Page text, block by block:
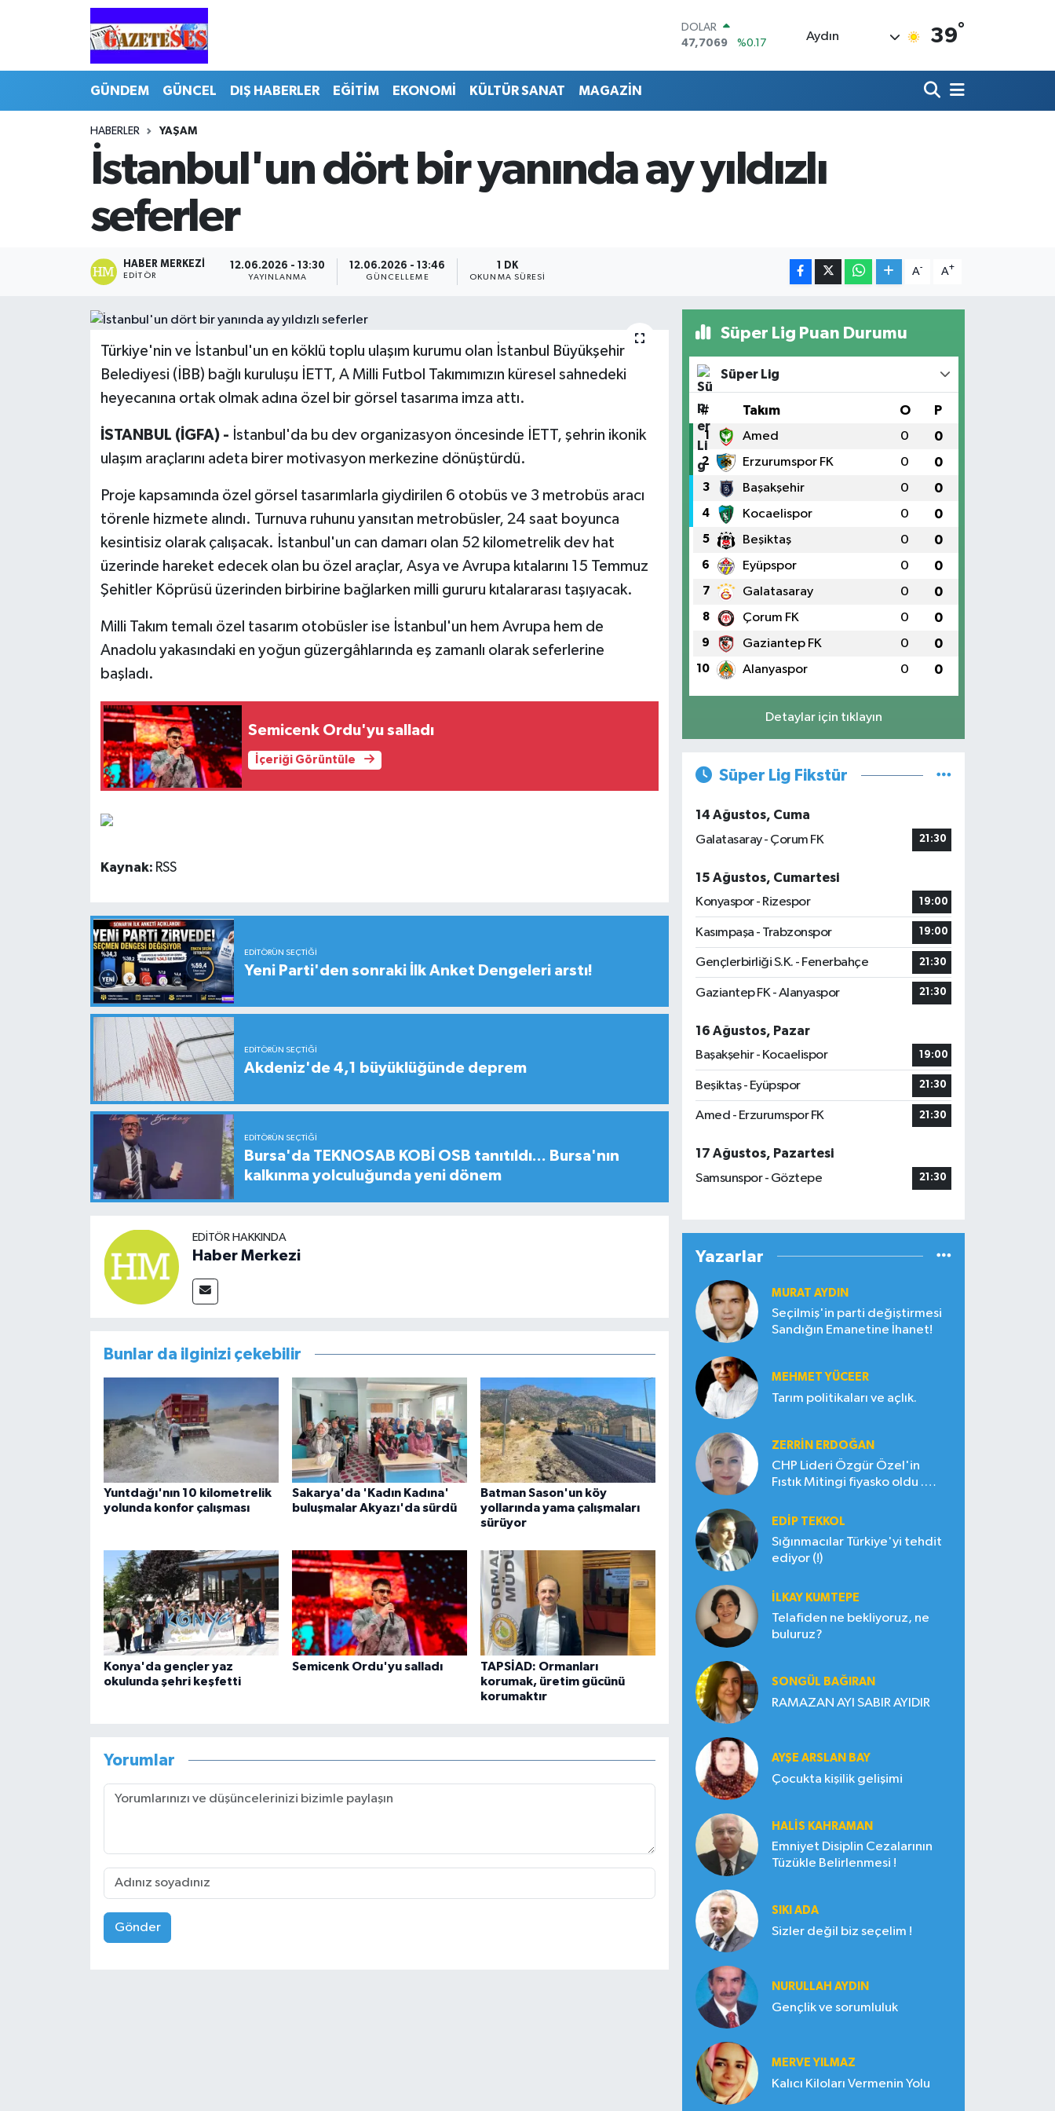
DOLAR
47,7069
%0.17
13.887
%64
BITCOIN
Aydın 39°
GÜNDEM GÜNCEL DIŞ HABERLER EĞİTİM EKONOMİ KÜLTÜR SANAT MAGAZİN
HABERLER YAŞAM
İstanbul'un dört bir yanında ay yıldızlı
seferler
HABER MERKEZI
EDITÖR
12.06.2026 - 13:30
YAYINLANMA
12.06.2026 - 13:46
GÜNCELLEME
1 DK
OKUNMA SÜRESI
A- A+
Türkiye'nin ve İstanbul'un en köklü toplu ulaşım kurumu olan İstanbul Büyükşehir
Belediyesi (İBB) bağlı kuruluşu İETT, A Milli Futbol Takımımızın küresel sahnedeki
heyecanına ortak olmak adına özel bir görsel tasarıma imza attı.
İSTANBUL (İGFA) - İstanbul'da bu dev organizasyon öncesinde İETT, şehrin ikonik
ulaşım araçlarını adeta birer motivasyon merkezine dönüştürdü.
Proje kapsamında özel görsel tasarımlarla giydirilen 6 otobüs ve 3 metrobüs aracı
törenle hizmete alındı. Turnuva ruhunu yansıtan metrobüsler, 24 saat boyunca
kesintisiz olarak çalışacak. İstanbul'un can damarı olan 52 kilometrelik dev hat
üzerinde hareket edecek olan bu özel araçlar, Asya ve Avrupa kıtalarını 15 Temmuz
Şehitler Köprüsü üzerinden birbirine bağlarken milli gururu kıtalararası taşıyacak.
Milli Takım temalı özel tasarım otobüsler ise İstanbul'un hem Avrupa hem de
Anadolu yakasındaki en yoğun güzergâhlarında eş zamanlı olarak seferlerine
başladı.
Semicenk Ordu'yu salladı
İçeriği Görüntüle
Kaynak: RSS
EDITÖRÜN SEÇTIĞI
Yeni Parti'den sonraki İlk Anket Dengeleri arstı!
EDITÖRÜN SEÇTIĞI
Akdeniz'de 4,1 büyüklüğünde deprem
EDITÖRÜN SEÇTIĞI
Bursa'da TEKNOSAB KOBİ OSB tanıtıldı... Bursa'nın
kalkınma yolculuğunda yeni dönem
EDITÖR HAKKINDA
Haber Merkezi
Bunlar da ilginizi çekebilir
Yuntdağı'nın 10 kilometrelik
yolunda konfor çalışması
Sakarya'da 'Kadın Kadına'
buluşmalar Akyazı'da sürdü
Batman Sason'un köy
yollarında yama çalışmaları
sürüyor
Konya'da gençler yaz
okulunda şehri keşfetti
Semicenk Ordu'yu salladı
TAPSİAD: Ormanları
korumak, üretim gücünü
korumaktır
Yorumlar
Gönder
Süper Lig Puan Durumu
Süper Lig
# Takım O P
1 Amed 0 0
2 Erzurumspor FK 0 0
3 Başakşehir 0 0
4 Kocaelispor 0 0
5 Beşiktaş 0 0
6 Eyüpspor 0 0
7 Galatasaray 0 0
8 Çorum FK 0 0
9 Gaziantep FK 0 0
10 Alanyaspor 0 0
Detaylar için tıklayın
Süper Lig Fikstür
14 Ağustos, Cuma
Galatasaray - Çorum FK
21:30
15 Ağustos, Cumartesi
Konyaspor - Rizespor
19:00
Kasımpaşa - Trabzonspor 19:00
Gençlerbirliği S.K. - Fenerbahçe 21:30
Gaziantep FK - Alanyaspor 21:30
16 Ağustos, Pazar
Başakşehir - Kocaelispor
19:00
Beşiktaş - Eyüpspor 21:30
Amed - Erzurumspor FK 21:30
17 Ağustos, Pazartesi
Samsunspor - Göztepe
21:30
Yazarlar
MURAT AYDIN
Seçilmiş'in parti değiştirmesi
Sandığın Emanetine İhanet!
MEHMET YÜCEER
Tarım politikaları ve açlık.
ZERRIN ERDOĞAN
CHP Lideri Özgür Özel'in
Fıstık Mitingi fiyasko oldu .
EDIP TEKKOL
Sığınmacılar Türkiye'yi tehdit
ediyor (!)
İLKAY KUMTEPE
Telafiden ne bekliyoruz, ne
buluruz?
SONGÜL BAĞIRAN
RAMAZAN AYI SABIR AYIDIR
AYŞE ARSLAN BAY
Çocukta kişilik gelişimi
HALIS KAHRAMAN
Emniyet Disiplin Cezalarının
Tüzükle Belirlenmesi !
SIKI ADA
Sizler değil biz seçelim !
NURULLAH AYDIN
Gençlik ve sorumluluk
MERVE YILMAZ
Kalıcı Kiloları Vermenin Yolu